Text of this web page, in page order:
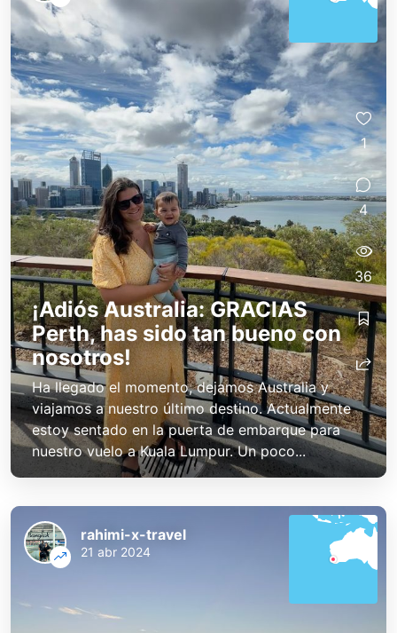
¡Adiós Australia: GRACIAS
Perth, has sido tan bueno con
nosotros!
Ha llegado el momento, dejamos Australia y
viajamos a nuestro último destino. Actualmente
estoy sentado en la puerta de embarque para
nuestro vuelo a Kuala Lumpur. Un poco...
1
4
36
rahimi-x-travel
21 abr 2024